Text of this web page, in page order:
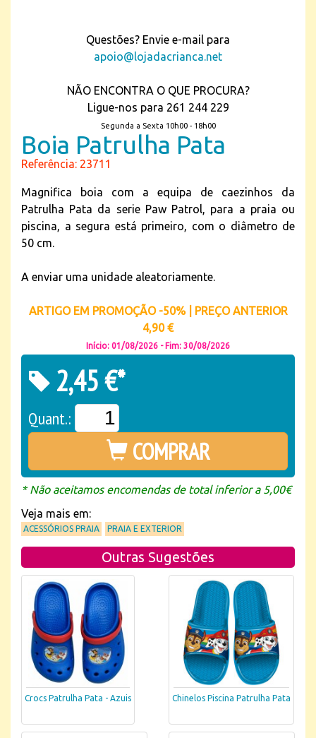
Questões? Envie e-mail para
apoio@lojadacrianca.net
NÃO ENCONTRA O QUE PROCURA?
Ligue-nos para 261 244 229
Segunda a Sexta 10h00 - 18h00
Boia Patrulha Pata
Referência: 23711
Magnifica boia com a equipa de caezinhos da
Patrulha Pata da serie Paw Patrol, para a praia ou
piscina, a segura está primeiro, com o diâmetro de
50 cm.
A enviar uma unidade aleatoriamente.
ARTIGO EM PROMOÇÃO -50% | PREÇO ANTERIOR
4,90 €
Início: 01/08/2026 - Fim: 30/08/2026
2,45 €*
Quant.:
COMPRAR
* Não aceitamos encomendas de total inferior a 5,00€
Veja mais em:
ACESSÓRIOS PRAIA PRAIA E EXTERIOR
Outras Sugestões
Crocs Patrulha Pata - Azuis Chinelos Piscina Patrulha Pata